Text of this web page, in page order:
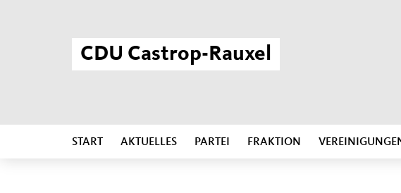
CDU Castrop-Rauxel
START AKTUELLES PARTEI FRAKTION